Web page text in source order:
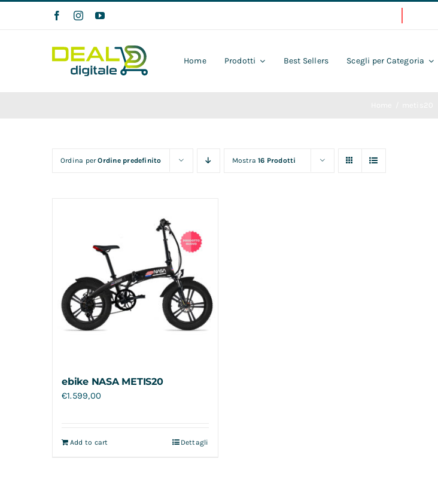
Home Prodotti Best Sellers Scegli per Categoria
Ordina perOrdine predefinito Mostra16 Prodotti
ebike NASA METIS20
€1.599,00
Add to cart Dettagli